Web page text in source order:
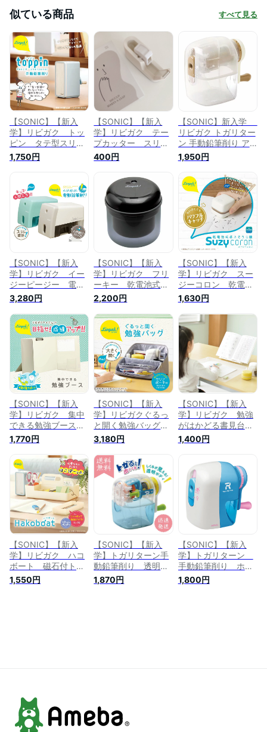
似ている商品 すべて見る
【SONIC】【新入
学】リビガク トッ
ピン タテ型スリ
ム 手動鉛筆削り
ブルー LV-4635-B |
ス用品 事務用品 日
用品 ステーショナリ
ー 業務用 記念品
1,750円
【SONIC】【新入
学】リビガク テー
プカッター スリ
ム アイボリー LV-
2150-I | 文具 文房具
オフィス用品 事務用
品 日用品 ステーシ
ョナリー 業務用 記
念品
400円
【SONIC】新入学
リビガク トガリター
ン 手動鉛筆削り ア
イボリー LV-7633-I
| 文具 文房具 オフィ
ス用品 事務用品 日
用品 ステーショナリ
ー 業務用 記念品
1,950円
【SONIC】【新入
学】リビガク イー
ジーピージー 電動
鉛筆削り ミントブ
ルー アイボリー LV-
8735-MB -I | 文具
文房具 オフィス用品
事務用品 日用品 ス
テーショナリー 業務
用 記念品
3,280円
【SONIC】【新入
学】リビガク フリ
ーキー 乾電池式電
動鉛筆削り ブラッ
ク LV-1587-D | 文具
文房具 オフィス用品
事務用品 日用品 ス
テーショナリー 業務
用 記念品
2,200円
【SONIC】【新入
学】リビガク スー
ジーコロン 乾電池
式卓上そうじ機 ア
イボリー LV-4641-I
| 文具 文房具 オフィ
ス用品 事務用品 日
用品 ステーショナリ
ー 業務用 記念品
1,630円
【SONIC】【新入
学】リビガク 集中
できる勉強ブース
手元が暗くなりにく
い アイボリー LV-
7392-I | 文具 文房具
オフィス用品 事務用
品 日用品 ステーシ
ョナリー 業務用 記
念品
1,770円
【SONIC】【新入
学】リビガクぐるっ
と開く勉強バッグ
グレー LV-2130-GL |
文具 文房具 オフィ
ス用品 事務用品 日
用品 ステーショナリ
ー 業務用 記念品
3,180円
【SONIC】【新入
学】リビガク 勉強
がはかどる書見台
姿勢が悪くなりにく
い アイボリー LV-
オフィス用品 事務用
品 日用品 ステーシ
ョナリー 業務用 記
念品
1,400円
【SONIC】【新入
学】リビガク ハコ
ボート 磁石付トレ
イでかんたん整理
アイボリー LV-
1,550円
【SONIC】【新入
学】トガリターン手
動鉛筆削り 透明
EK-4297-T | 文具 文
房具 オフィス用品
1,870円
【SONIC】【新入
学】トガリターン
手動鉛筆削り ホワ
イト EK-7022-W | 文
具 文房具 オフィス
1,800円